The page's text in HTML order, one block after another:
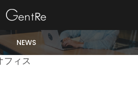
NEWS
フィス